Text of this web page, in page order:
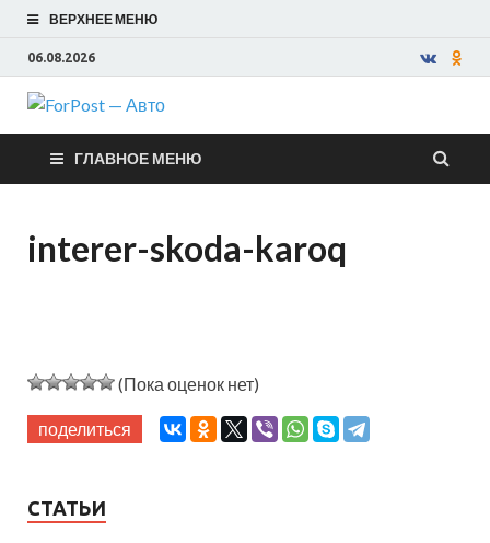
ВЕРХНЕЕ МЕНЮ
06.08.2026
ForPost —
Авто
ГЛАВНОЕ МЕНЮ
interer-skoda-karoq
(Пока оценок нет)
поделиться
СТАТЬИ